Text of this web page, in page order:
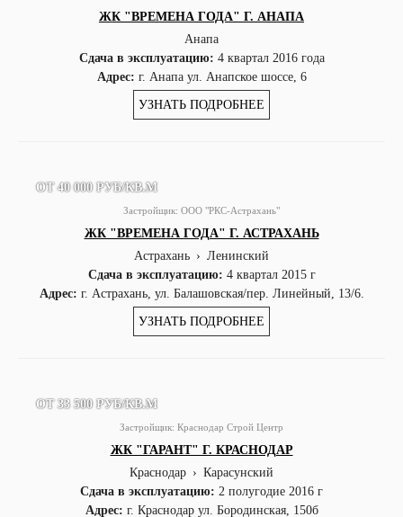
ЖК "ВРЕМЕНА ГОДА" Г. АНАПА
Анапа
Сдача в эксплуатацию: 4 квартал 2016 года
Адрес: г. Анапа ул. Анапское шоссе, 6
УЗНАТЬ ПОДРОБНЕЕ
ОТ 40 000 РУБ/КВ.М
Застройщик: ООО "РКС-Астрахань"
ЖК "ВРЕМЕНА ГОДА" Г. АСТРАХАНЬ
Астрахань › Ленинский
Сдача в эксплуатацию: 4 квартал 2015 г
Адрес: г. Астрахань, ул. Балашовская/пер. Линейный, 13/6.
УЗНАТЬ ПОДРОБНЕЕ
ОТ 33 500 РУБ/КВ.М
Застройщик: Краснодар Строй Центр
ЖК "ГАРАНТ" Г. КРАСНОДАР
Краснодар › Карасунский
Сдача в эксплуатацию: 2 полугодие 2016 г
Адрес: г. Краснодар ул. Бородинская, 150б